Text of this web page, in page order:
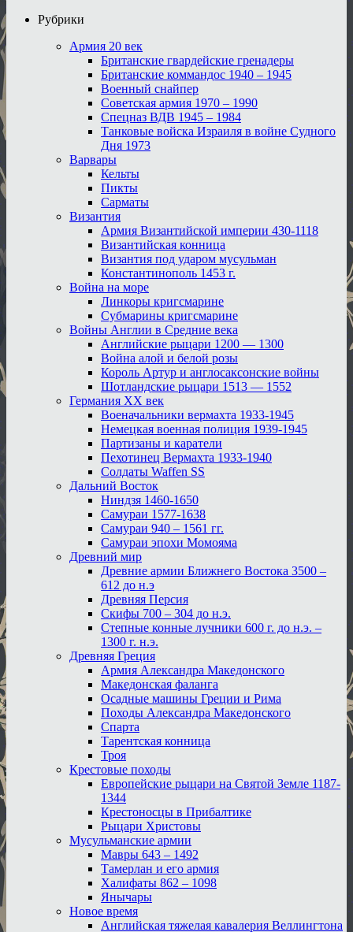
Рубрики
Армия 20 век
Британские гвардейские гренадеры
Британские коммандос 1940 – 1945
Военный снайпер
Советская армия 1970 – 1990
Спецназ ВДВ 1945 – 1984
Танковые войска Израиля в войне Судного
Дня 1973
Варвары
Кельты
Пикты
Сарматы
Византия
Армия Византийской империи 430-1118
Византийская конница
Византия под ударом мусульман
Константинополь 1453 г.
Война на море
Линкоры кригсмарине
Субмарины кригсмарине
Войны Англии в Средние века
Английские рыцари 1200 — 1300
Война алой и белой розы
Король Артур и англосаксонские войны
Шотландские рыцари 1513 — 1552
Германия XX век
Военачальники вермахта 1933-1945
Немецкая военная полиция 1939-1945
Партизаны и каратели
Пехотинец Вермахта 1933-1940
Солдаты Waffen SS
Дальний Восток
Ниндзя 1460-1650
Самураи 1577-1638
Самураи 940 – 1561 гг.
Самураи эпохи Момояма
Древний мир
Древние армии Ближнего Востока 3500 –
612 до н.э
Древняя Персия
Скифы 700 – 304 до н.э.
Степные конные лучники 600 г. до н.э. –
1300 г. н.э.
Древняя Греция
Армия Александра Македонского
Македонская фаланга
Осадные машины Греции и Рима
Походы Александра Македонского
Спарта
Тарентская конница
Троя
Крестовые походы
Европейские рыцари на Святой Земле 1187-
1344
Крестоносцы в Прибалтике
Рыцари Христовы
Мусульманские армии
Мавры 643 – 1492
Тамерлан и его армия
Халифаты 862 – 1098
Янычары
Новое время
Английская тяжелая кавалерия Веллингтона